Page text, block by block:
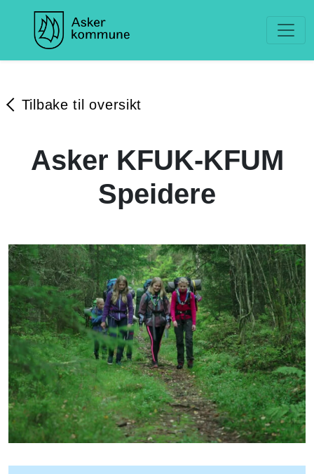
Tilbake til oversikt
Asker KFUK-KFUM
Speidere